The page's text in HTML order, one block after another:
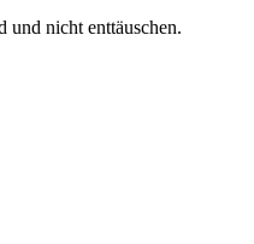
und nicht enttäuschen.